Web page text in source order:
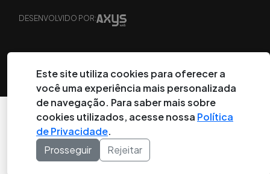
DESENVOLVIDO POR:
Este site utiliza cookies para oferecer a
você uma experiência mais personalizada
de navegação. Para saber mais sobre
cookies utilizados, acesse nossa Política
de Privacidade.
Prosseguir
Rejeitar